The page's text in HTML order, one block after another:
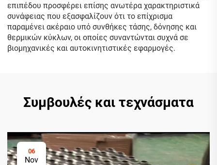
επιπέδου προσφέρει επίσης ανωτέρα χαρακτηριστικά
συνάφειας που εξασφαλίζουν ότι το επίχρισμα
παραμένει ακέραιο υπό συνθήκες τάσης, δόνησης και
θερμικών κύκλων, οι οποίες συναντώνται συχνά σε
βιομηχανικές και αυτοκινητιστικές εφαρμογές.
Συμβουλές και τεχνάσματα
06
Nov